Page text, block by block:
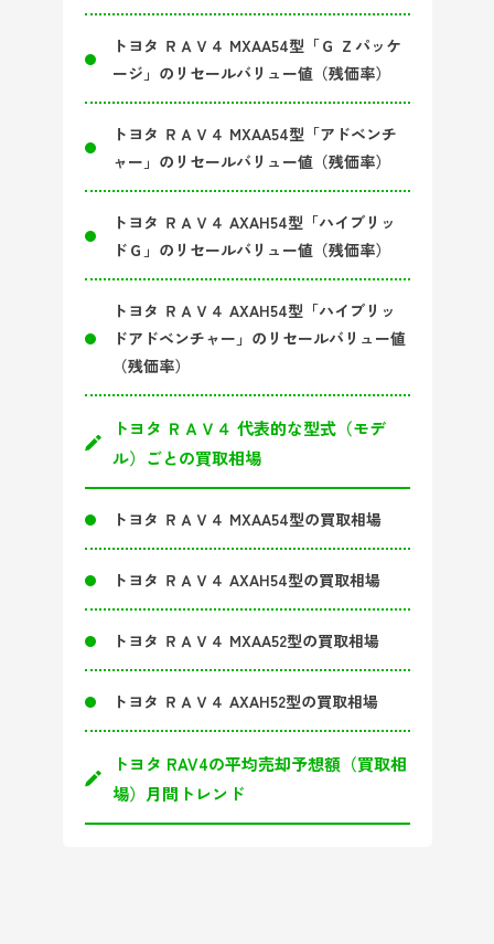
トヨタ ＲＡＶ４ MXAA54型「Ｇ Ｚパッケ
ージ」のリセールバリュー値（残価率）
トヨタ ＲＡＶ４ MXAA54型「アドベンチ
ャー」のリセールバリュー値（残価率）
トヨタ ＲＡＶ４ AXAH54型「ハイブリッ
ドＧ」のリセールバリュー値（残価率）
トヨタ ＲＡＶ４ AXAH54型「ハイブリッ
ドアドベンチャー」のリセールバリュー値
（残価率）
トヨタ ＲＡＶ４ 代表的な型式（モデ
ル）ごとの買取相場
トヨタ ＲＡＶ４ MXAA54型の買取相場
トヨタ ＲＡＶ４ AXAH54型の買取相場
トヨタ ＲＡＶ４ MXAA52型の買取相場
トヨタ ＲＡＶ４ AXAH52型の買取相場
トヨタ RAV4の平均売却予想額（買取相
場）月間トレンド